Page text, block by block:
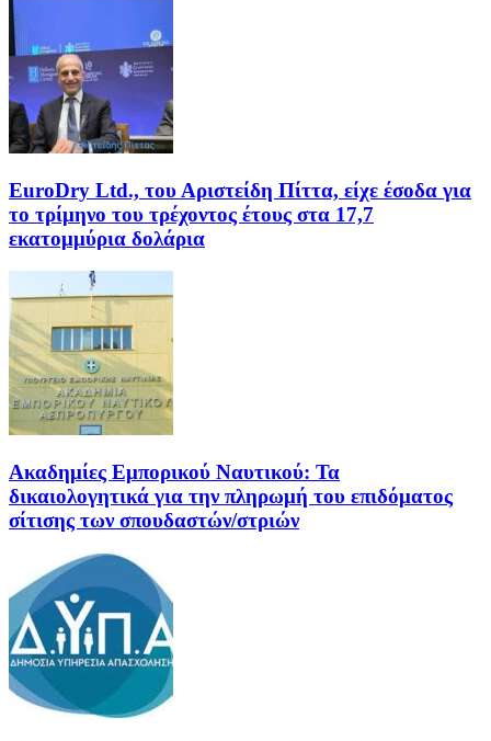
EuroDry Ltd., του Αριστείδη Πίττα, είχε έσοδα για
το τρίμηνο του τρέχοντος έτους στα 17,7
εκατομμύρια δολάρια
Ακαδημίες Εμπορικού Ναυτικού: Τα
δικαιολογητικά για την πληρωμή του επιδόματος
σίτισης των σπουδαστών/στριών